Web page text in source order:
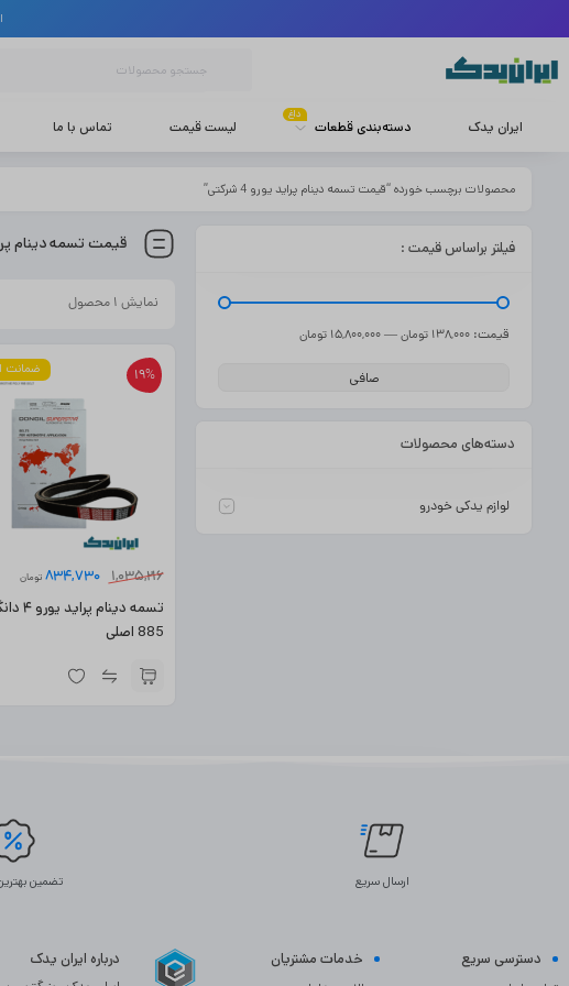
ایران یدک دسته‌بندی قطعات
داغ
لیست قیمت تماس با ما
محصولات برچسب خورده “قیمت تسمه دینام پراید یورو 4 شرکتی”
قیمت تسمه دینام پراید
نمایش ۱ محصول
ضمانت 19%
1,035,216
834,730 تومان
885 اصلی
فیلتر براساس قیمت :
صافی
قيمت: 138,000 تومان —15,800,000 تومان
دسته‌های محصولات
لوازم یدکی خودرو
ارسال سریع تضمین
دسترسی سریع خدمات مشتریان درباره ایران یدک